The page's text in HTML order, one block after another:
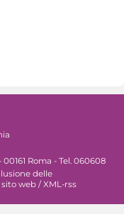
Roma - Tel. 060608
delle
web / XML-rss